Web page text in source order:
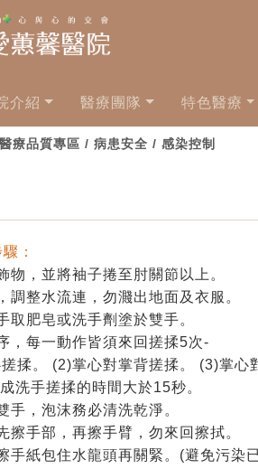
介紹 醫療團隊 特色醫療
療品質專區 / 病患安全 / 感染控制
：
物，並將袖子捲至肘關節以上。
調整水流連，勿濺出地面及衣服。
取肥皂或洗手劑塗於雙手。
，每一動作皆須來回搓揉5次-
揉。 (2)掌心對掌背搓揉。 (3)掌
洗手搓揉的時間大於15秒。
手，泡沫務必清洗乾淨。
擦手部，再擦手臂，勿來回擦拭。
手紙包住水龍頭再關緊。(避免污染